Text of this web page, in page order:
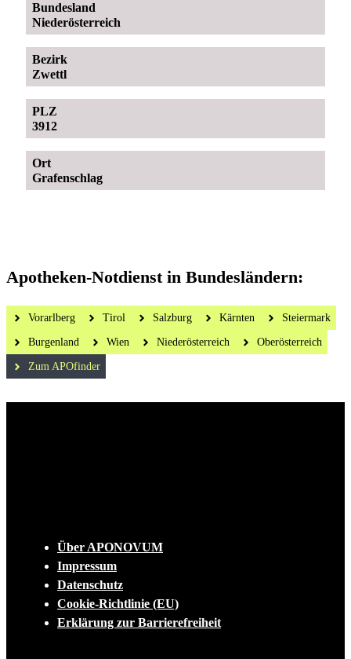
Bundesland
Niederösterreich
Bezirk
Zwettl
PLZ
3912
Ort
Grafenschlag
Apotheken-Notdienst in Bundesländern:
Vorarlberg Tirol Salzburg Kärnten Steiermark
Burgenland Wien Niederösterreich Oberösterreich
Zum APOfinder
Über APONOVUM
Impressum
Datenschutz
Cookie-Richtlinie (EU)
Erklärung zur Barrierefreiheit